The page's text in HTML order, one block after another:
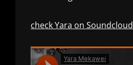
check Yara on Soundcloud